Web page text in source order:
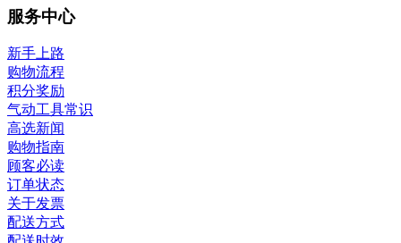
服务中心
新手上路
购物流程
积分奖励
气动工具常识
高选新闻
购物指南
顾客必读
订单状态
关于发票
配送方式